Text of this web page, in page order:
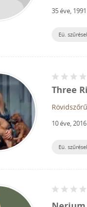
35 éve,
Eü.
Three
10 éve,
Eü.